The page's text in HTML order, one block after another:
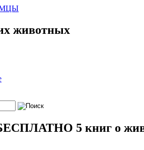
животных
БЕСПЛАТНО 5 книг о